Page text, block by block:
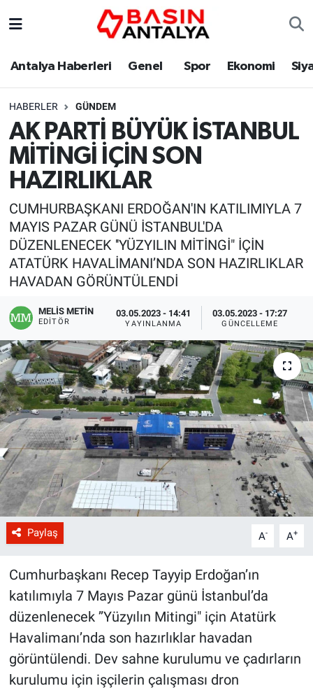
Antalya Haberleri Genel Spor Ekonomi
HABERLER GÜNDEM
AK PARTİ BÜYÜK İSTANBUL
MİTİNGİ İÇİN SON
HAZIRLIKLAR
CUMHURBAŞKANI ERDOĞAN'IN KATILIMIYLA 7
MAYIS PAZAR GÜNÜ İSTANBUL'DA
DÜZENLENECEK ''YÜZYILIN MİTİNGİ" İÇİN
ATATÜRK HAVALİMANI’NDA SON HAZIRLIKLAR
HAVADAN GÖRÜNTÜLENDİ
MELİS METİN
EDITÖR
03.05.2023 - 14:41
YAYINLANMA
03.05.2023 - 17:27
GÜNCELLEME
Paylaş A- A+
Cumhurbaşkanı Recep Tayyip Erdoğan’ın
katılımıyla 7 Mayıs Pazar günü İstanbul’da
düzenlenecek ’’Yüzyılın Mitingi" için Atatürk
Havalimanı’nda son hazırlıklar havadan
görüntülendi. Dev sahne kurulumu ve çadırların
kurulumu için işçilerin çalışması dron